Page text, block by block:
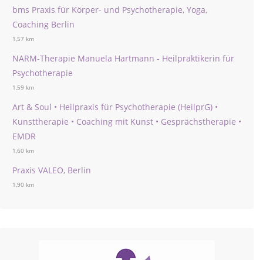
bms Praxis für Körper- und Psychotherapie, Yoga,
Coaching Berlin
1,57 km
NARM-Therapie Manuela Hartmann - Heilpraktikerin für
Psychotherapie
1,59 km
Art & Soul • Heilpraxis für Psychotherapie (HeilprG) •
Kunsttherapie • Coaching mit Kunst • Gesprächstherapie •
EMDR
1,60 km
Praxis VALEO, Berlin
1,90 km